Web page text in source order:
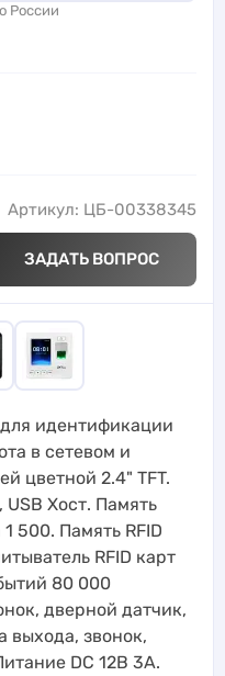
России
Артикул: ЦБ-00338345
ЗАДАТЬ ВОПРОС
идентификации
в сетевом и
цветной 2.4" TFT.
Хост. Память
500. Память RFID
RFID карт
80 000
дверной датчик,
выхода, звонок,
DC 12В 3A.